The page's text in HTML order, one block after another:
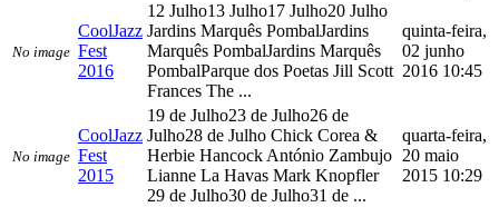
No image
CoolJazz
Fest
2016
12 Julho13 Julho17 Julho20 Julho
Jardins Marquês PombalJardins
Marquês PombalJardins Marquês
PombalParque dos Poetas Jill Scott
Frances The ...
quinta-feira,
02 junho
2016 10:45
No image
CoolJazz
Fest
2015
19 de Julho23 de Julho26 de
Julho28 de Julho Chick Corea &
Herbie Hancock António Zambujo
Lianne La Havas Mark Knopfler
29 de Julho30 de Julho31 de ...
quarta-feira,
20 maio
2015 10:29